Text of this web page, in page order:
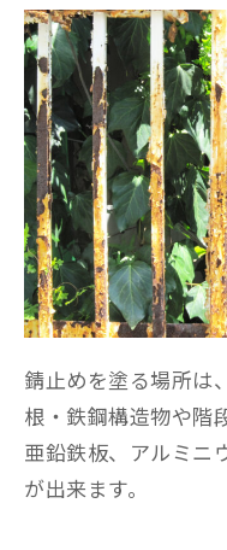
錆止めを塗る場所は
根・鉄鋼構造物や階
亜鉛鉄板、アルミニ
が出来ます。